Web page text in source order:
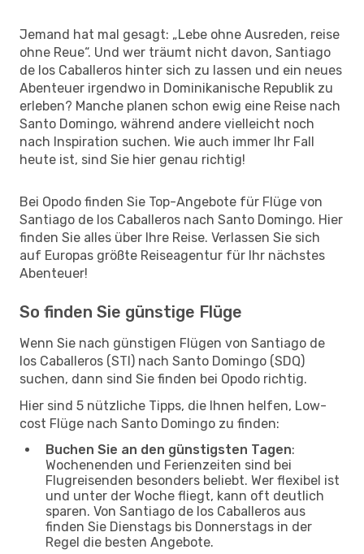
Jemand hat mal gesagt: „Lebe ohne Ausreden, reise
ohne Reue“. Und wer träumt nicht davon, Santiago
de los Caballeros hinter sich zu lassen und ein neues
Abenteuer irgendwo in Dominikanische Republik zu
erleben? Manche planen schon ewig eine Reise nach
Santo Domingo, während andere vielleicht noch
nach Inspiration suchen. Wie auch immer Ihr Fall
heute ist, sind Sie hier genau richtig!
Bei Opodo finden Sie Top-Angebote für Flüge von
Santiago de los Caballeros nach Santo Domingo. Hier
finden Sie alles über Ihre Reise. Verlassen Sie sich
auf Europas größte Reiseagentur für Ihr nächstes
Abenteuer!
So finden Sie günstige Flüge
Wenn Sie nach günstigen Flügen von Santiago de
los Caballeros (STI) nach Santo Domingo (SDQ)
suchen, dann sind Sie finden bei Opodo richtig.
Hier sind 5 nützliche Tipps, die Ihnen helfen, Low-
cost Flüge nach Santo Domingo zu finden:
Buchen Sie an den günstigsten Tagen:
Wochenenden und Ferienzeiten sind bei
Flugreisenden besonders beliebt. Wer flexibel ist
und unter der Woche fliegt, kann oft deutlich
sparen. Von Santiago de los Caballeros aus
finden Sie Dienstags bis Donnerstags in der
Regel die besten Angebote.